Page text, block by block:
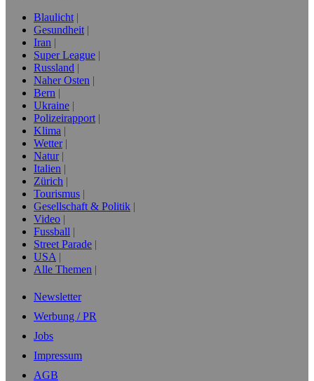
Blaulicht
Gesundheit
Iran
Super League
Russland
Naher Osten
Bern
Ukraine
Polizeirapport
Klima
Wetter
Natur
Italien
Zürich
Tourismus
Gesellschaft & Politik
Video
Fussball
Street Parade
USA
Alle Themen
Newsletter
Werbung / PR
Jobs
Impressum
AGB